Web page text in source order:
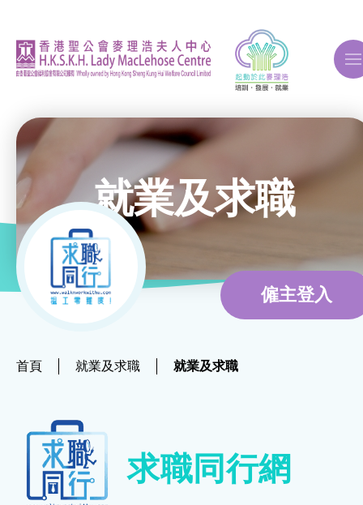
關於我們
ERB再培訓課程
就業及求職
就業及求職
就業及求職
僱主登入
首頁 就業及求職 就業及求職
求職同行網